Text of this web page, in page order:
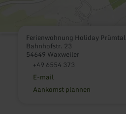
Ferienwohnung Holiday Prümtal
Bahnhofstr. 23
54649 Waxweiler
+49 6554 373
E-mail
Aankomst plannen